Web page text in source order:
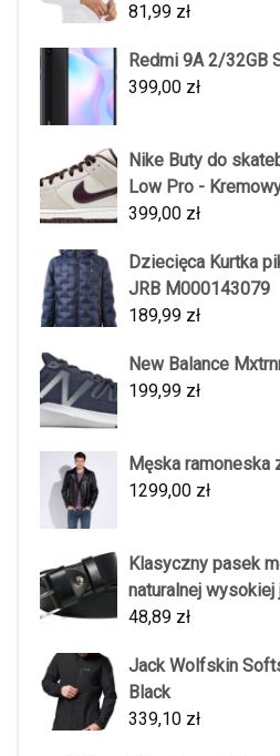
81,99 zł
Redmi 9A 2/32GB
399,00 zł
Nike Buty do
Low Pro -
399,00 zł
Dziecięca Kurtka
JRB M000143079
189,99 zł
New Balance
199,99 zł
Męska ramoneska
1299,00 zł
Klasyczny pasek
naturalnej
48,89 zł
Jack Wolfskin
Black
339,10 zł